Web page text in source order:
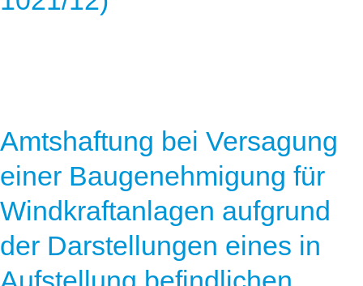
Amtshaftung bei Versagung
einer Baugenehmigung für
Windkraftanlagen aufgrund
der Darstellungen eines in